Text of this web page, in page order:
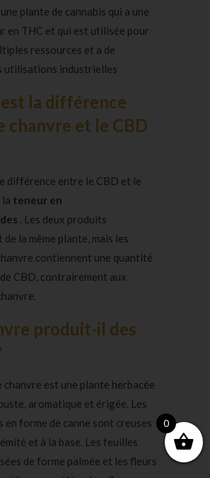
plante de cannabis qui a une
en THC et qui est utilisée pour
ressources et a de
utilisations industrielles
la différence
chanvre et le CBD
différence entre le CBD et le
teneur en
. Les deux produits
la même plante, mais les
contiennent une quantité
CBD, contrairement aux
produit-il des
chanvre est une plante herbacée
aromatique et érigée. Les
en forme de canne sont creuses
et à la base. Les feuilles
de forme palmée et les fleurs
0